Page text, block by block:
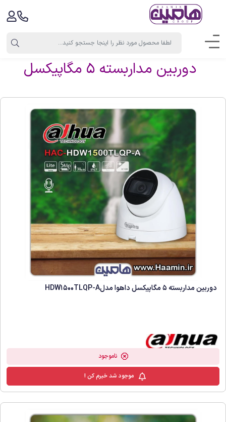
دوربین مداربسته 5 مگاپیکسل
دوربین مداربسته 5 مگاپیکسل داهوا مدلHDW1500TLQP-A
ناموجود
موجود شد خبرم کن !